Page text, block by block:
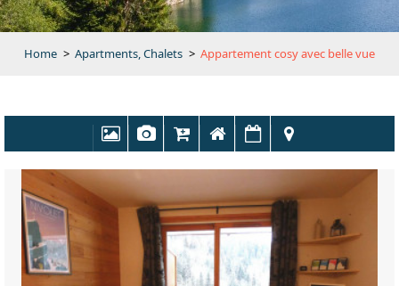
Home > Apartments, Chalets > Appartement cosy avec belle vue